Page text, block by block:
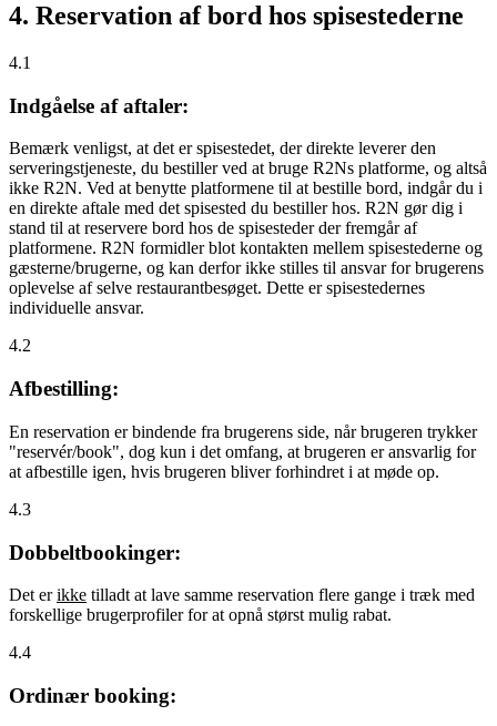
4. Reservation af bord hos spisestederne
4.1
Indgåelse af aftaler:
Bemærk venligst, at det er spisestedet, der direkte leverer den
serveringstjeneste, du bestiller ved at bruge R2Ns platforme, og altså
ikke R2N. Ved at benytte platformene til at bestille bord, indgår du i
en direkte aftale med det spisested du bestiller hos. R2N gør dig i
stand til at reservere bord hos de spisesteder der fremgår af
platformene. R2N formidler blot kontakten mellem spisestederne og
gæsterne/brugerne, og kan derfor ikke stilles til ansvar for brugerens
oplevelse af selve restaurantbesøget. Dette er spisestedernes
individuelle ansvar.
4.2
Afbestilling:
En reservation er bindende fra brugerens side, når brugeren trykker
"reservér/book", dog kun i det omfang, at brugeren er ansvarlig for
at afbestille igen, hvis brugeren bliver forhindret i at møde op.
4.3
Dobbeltbookinger:
Det erikke tilladt at lave samme reservation flere gange i træk med
forskellige brugerprofiler for at opnå størst mulig rabat.
4.4
Ordinær booking: